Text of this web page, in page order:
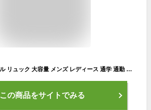
KANGOL カンゴール リュック 大容量 メンズ レディース 通学 通勤 バックパック リュックサック バッグ A4 シンプル おしゃれ ユニセックス アウトドア 旅行 学生 大人 黒 ブラック
この商品をサイトでみる